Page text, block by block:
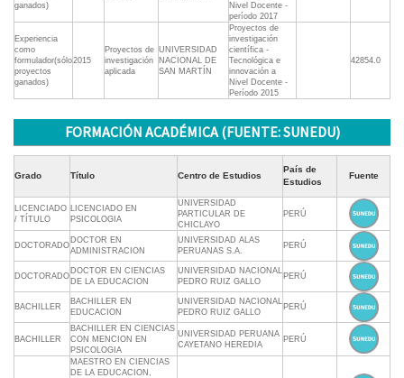
ganados)
Nivel Docente -
período 2017
Experiencia
como
formulador(sólo
proyectos
ganados)
2015
Proyectos de
investigación
aplicada
UNIVERSIDAD
NACIONAL DE
SAN MARTÍN
Proyectos de
investigación
científica -
Tecnológica e
innovación a
Nivel Docente -
Período 2015
42854.0
FORMACIÓN ACADÉMICA (FUENTE: SUNEDU)
Grado Título Centro de Estudios
País de
Estudios
Fuente
LICENCIADO
/ TÍTULO
LICENCIADO EN
PSICOLOGIA
UNIVERSIDAD
PARTICULAR DE
CHICLAYO
PERÚ
DOCTORADO
DOCTOR EN
ADMINISTRACION
UNIVERSIDAD ALAS
PERUANAS S.A.
PERÚ
DOCTORADO
DOCTOR EN CIENCIAS
DE LA EDUCACION
UNIVERSIDAD NACIONAL
PEDRO RUIZ GALLO
PERÚ
BACHILLER
BACHILLER EN
EDUCACION
UNIVERSIDAD NACIONAL
PEDRO RUIZ GALLO
PERÚ
BACHILLER
BACHILLER EN CIENCIAS
CON MENCION EN
PSICOLOGIA
UNIVERSIDAD PERUANA
CAYETANO HEREDIA
PERÚ
MAESTRO EN CIENCIAS
DE LA EDUCACION,